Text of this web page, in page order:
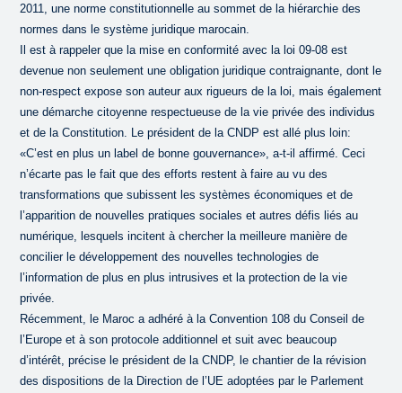
2011, une norme constitutionnelle au sommet de la hiérarchie des
normes dans le système juridique marocain.
Il est à rappeler que la mise en conformité avec la loi 09-08 est
devenue non seulement une obligation juridique contraignante, dont le
non-respect expose son auteur aux rigueurs de la loi, mais également
une démarche citoyenne respectueuse de la vie privée des individus
et de la Constitution. Le président de la CNDP est allé plus loin:
«C’est en plus un label de bonne gouvernance», a-t-il affirmé. Ceci
n’écarte pas le fait que des efforts restent à faire au vu des
transformations que subissent les systèmes économiques et de
l’apparition de nouvelles pratiques sociales et autres défis liés au
numérique, lesquels incitent à chercher la meilleure manière de
concilier le développement des nouvelles technologies de
l’information de plus en plus intrusives et la protection de la vie
privée.
Récemment, le Maroc a adhéré à la Convention 108 du Conseil de
l’Europe et à son protocole additionnel et suit avec beaucoup
d’intérêt, précise le président de la CNDP, le chantier de la révision
des dispositions de la Direction de l’UE adoptées par le Parlement